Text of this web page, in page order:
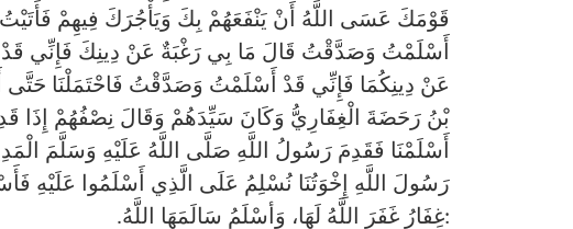
قَوْمَكَ عَسَى اللَّهُ أَنْ يَنْفَعَهُمْ بِكَ وَيَأْجُرَكَ فِيهِمْ
أَسْلَمْتُ وَصَدَّقْتُ قَالَ مَا بِي رَغْبَةٌ عَنْ دِينِكَ فَإِنِّي قَدْ
عَنْ دِينِكُمَا فَإِنِّي قَدْ أَسْلَمْتُ وَصَدَّقْتُ فَاحْتَمَلْنَا حَتَّى
بْنُ رَحَضَةَ الْغِفَارِيُّ وَكَانَ سَيِّدَهُمْ وَقَالَ نِصْفُهُمْ إِذَا
أَسْلَمْنَا فَقَدِمَ رَسُولُ اللَّهِ صَلَّى اللَّهُ عَلَيْهِ وَسَلَّمَ
رَسُولَ اللَّهِ إِخْوَتُنَا نُسْلِمُ عَلَى الَّذِي أَسْلَمُوا عَلَيْهِ
:غِفَارُ غَفَرَ اللَّهُ لَهَا، وَأسْلَمُ سَالَمَهَا اللَّهُ.